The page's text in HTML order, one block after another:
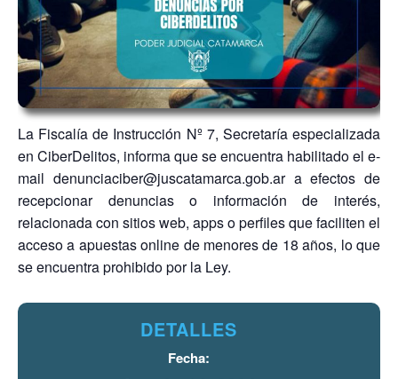
La Fiscalía de Instrucción Nº 7, Secretaría especializada
en CiberDelitos, informa que se encuentra habilitado el e-
mail denunciaciber@juscatamarca.gob.ara efectos de
recepcionar denuncias o información de interés,
relacionada con sitios web, apps o perfiles que faciliten el
acceso a apuestas online de menores de 18 años, lo que
se encuentra prohibido por la Ley.
DETALLES
Fecha: